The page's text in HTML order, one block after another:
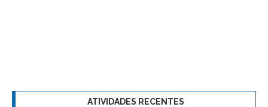
ATIVIDADES RECENTES